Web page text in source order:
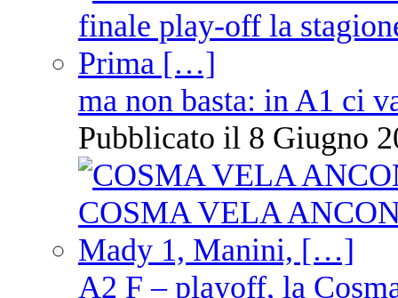
ma non basta: in A1 ci
Pubblicato il 8 Giugno
A2 F – playoff, la